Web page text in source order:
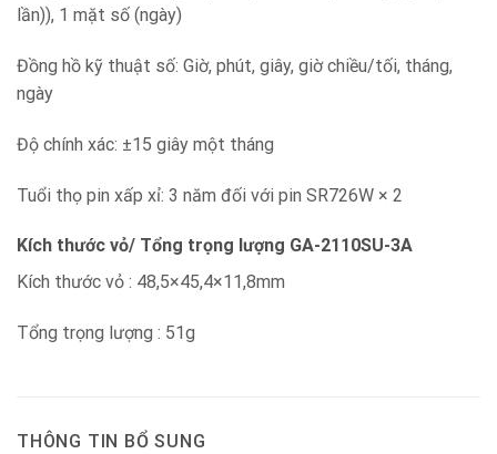
lần)), 1 mặt số (ngày)
Đồng hồ kỹ thuật số: Giờ, phút, giây, giờ chiều/tối, tháng,
ngày
Độ chính xác: ±15 giây một tháng
Tuổi thọ pin xấp xỉ: 3 năm đối với pin SR726W × 2
Kích thước vỏ/ Tổng trọng lượng GA-2110SU-3A
Kích thước vỏ : 48,5×45,4×11,8mm
Tổng trọng lượng : 51g
THÔNG TIN BỔ SUNG